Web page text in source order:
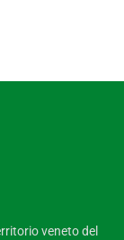
veneto del